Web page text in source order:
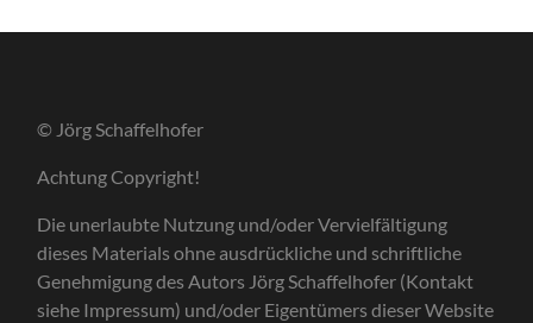
© Jörg Schaffelhofer
Achtung Copyright!
Die unerlaubte Nutzung und/oder Vervielfältigung
dieses Materials ohne ausdrückliche und schriftliche
Genehmigung des Autors Jörg Schaffelhofer (Kontakt
siehe Impressum) und/oder Eigentümers dieser Website